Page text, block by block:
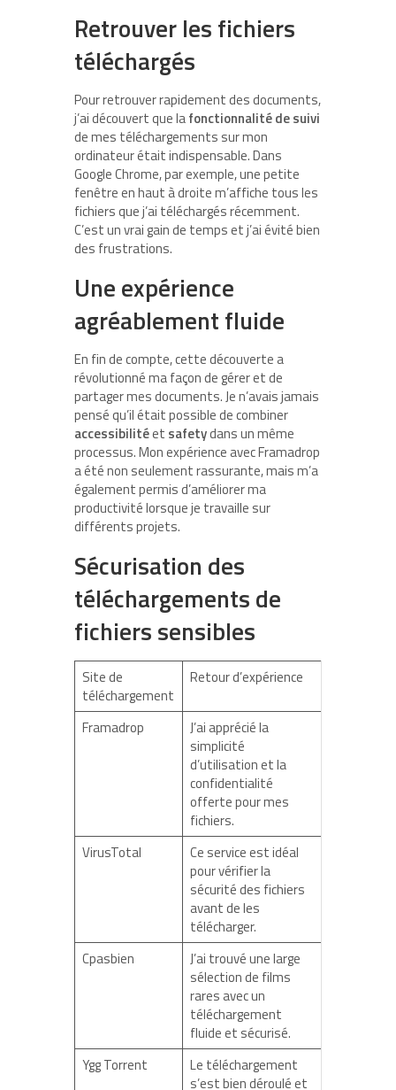
Retrouver les fichiers
téléchargés
Pour retrouver rapidement des documents,
j’ai découvert que lafonctionnalité de suivi
de mes téléchargements sur mon
ordinateur était indispensable. Dans
Google Chrome, par exemple, une petite
fenêtre en haut à droite m’affiche tous les
fichiers que j’ai téléchargés récemment.
C’est un vrai gain de temps et j’ai évité bien
des frustrations.
Une expérience
agréablement fluide
En fin de compte, cette découverte a
révolutionné ma façon de gérer et de
partager mes documents. Je n’avais jamais
pensé qu’il était possible de combiner
accessibilitéet safetydans un même
processus. Mon expérience avec Framadrop
a été non seulement rassurante, mais m’a
également permis d’améliorer ma
productivité lorsque je travaille sur
différents projets.
Sécurisation des
téléchargements de
fichiers sensibles
Site de
téléchargement
Retour d’expérience
Framadrop
J’ai apprécié la
simplicité
d’utilisation et la
confidentialité
offerte pour mes
fichiers.
VirusTotal
Ce service est idéal
pour vérifier la
sécurité des fichiers
avant de les
télécharger.
Cpasbien
J’ai trouvé une large
sélection de films
rares avec un
téléchargement
fluide et sécurisé.
Ygg Torrent
Le téléchargement
s’est bien déroulé et